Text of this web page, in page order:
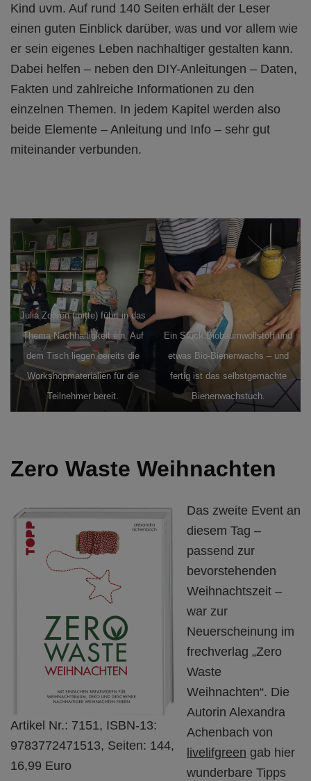
Kind uvm. Auf rund 140 Seiten erhält der Leser
einen guten Einblick darüber, was und vor allem wie
er sein eigenes Leben nachhaltiger gestalten kann.
Dabei helfen – neben den DIY-Anleitungen – Daten,
Fakten und zahlreiche Informationen zu den
einzelnen Themen. In jedem Kapitel werden also
beide Elemente – Anleitung und Info – sehr gut
miteinander verbunden.
Julia Zohren (mitte) führt in das
Thema Nachhaltigkeit ein. Auf
dem Tisch liegen bereits die
Workshopmaterialien für die
Teilnehmer bereit.
Ein Stück Biobaumwollstoff und
etwas Bio-Bienenwachs – und
fertig ist das selbstgemachte
Bienenwachstuch.
Zero Waste Weihnachten
Artikel Nr.: 7151, ISBN-13:
9783772471513, Seiten: 144,
16,99 Euro
Das zweite Event an
diesem Tag –
passend zur
bevorstehenden
Weihnachtszeit –
war zur
Neuerscheinung im
frechverlag „Zero
Waste
Weihnachten“. Die
Autorin Alexandra
Achenbach von
livelifgreen gab hier
wunderbare Tipps